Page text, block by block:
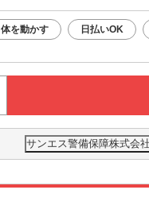
体を動かす 日払いOK
サンエス警備保障株式会